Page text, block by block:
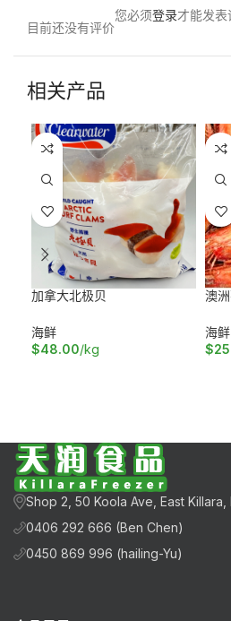
目前还没有评价
您必须登录才能发表
相关产品
加拿大北极贝
海鲜
$48.00/kg
澳
海鲜
$
Shop 2, 50 Koola Ave, East Killara,
0406 292 666 (Ben Chen)
0450 869 996 (hailing-Yu)